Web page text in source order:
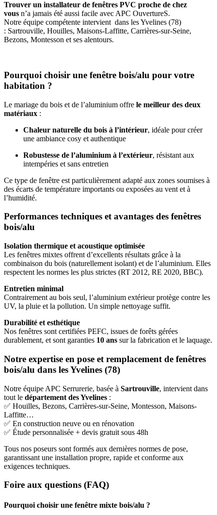
Trouver un installateur de fenêtres PVC proche de chez
vous n’a jamais été aussi facile avec APC OuvertureS.
Notre équipe compétente intervient dans les Yvelines (78)
: Sartrouville, Houilles, Maisons-Laffitte, Carrières-sur-Seine,
Bezons, Montesson et ses alentours.
Pourquoi choisir une fenêtre bois/alu pour votre
habitation ?
Le mariage du bois et de l’aluminium offre le meilleur des deux
matériaux :
Chaleur naturelle du bois à l’intérieur, idéale pour créer
une ambiance cosy et authentique
Robustesse de l’aluminium à l’extérieur, résistant aux
intempéries et sans entretien
Ce type de fenêtre est particulièrement adapté aux zones soumises à
des écarts de température importants ou exposées au vent et à
l’humidité.
Performances techniques et avantages des fenêtres
bois/alu
Isolation thermique et acoustique optimisée
Les fenêtres mixtes offrent d’excellents résultats grâce à la
combinaison du bois (naturellement isolant) et de l’aluminium. Elles
respectent les normes les plus strictes (RT 2012, RE 2020, BBC).
Entretien minimal
Contrairement au bois seul, l’aluminium extérieur protège contre les
UV, la pluie et la pollution. Un simple nettoyage suffit.
Durabilité et esthétique
Nos fenêtres sont certifiées PEFC, issues de forêts gérées
durablement, et sont garanties 10 ans sur la fabrication et le laquage.
Notre expertise en pose et remplacement de fenêtres
bois/alu dans les Yvelines (78)
Notre équipe APC Serrurerie, basée à Sartrouville, intervient dans
tout le département des Yvelines :
✅ Houilles, Bezons, Carrières-sur-Seine, Montesson, Maisons-
Laffitte…
✅ En construction neuve ou en rénovation
✅ Étude personnalisée + devis gratuit sous 48h
Tous nos poseurs sont formés aux dernières normes de pose,
garantissant une installation propre, rapide et conforme aux
exigences techniques.
Foire aux questions (FAQ)
Pourquoi choisir une fenêtre mixte bois/alu ?